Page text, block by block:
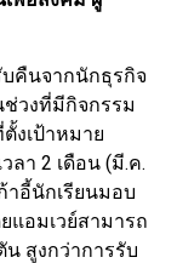
คืนจากนักธุรกิจ
ช่วงที่มีกิจกรรม
งเป้าหมาย
า 2 เดือน (มี.ค.
าอี้นักเรียนมอบ
แอมเวย์สามารถ
สูงกว่าการรับ